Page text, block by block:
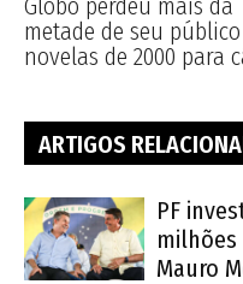
metade de seu
novelas de 2000 para
ARTIGOS
PF
Mauro